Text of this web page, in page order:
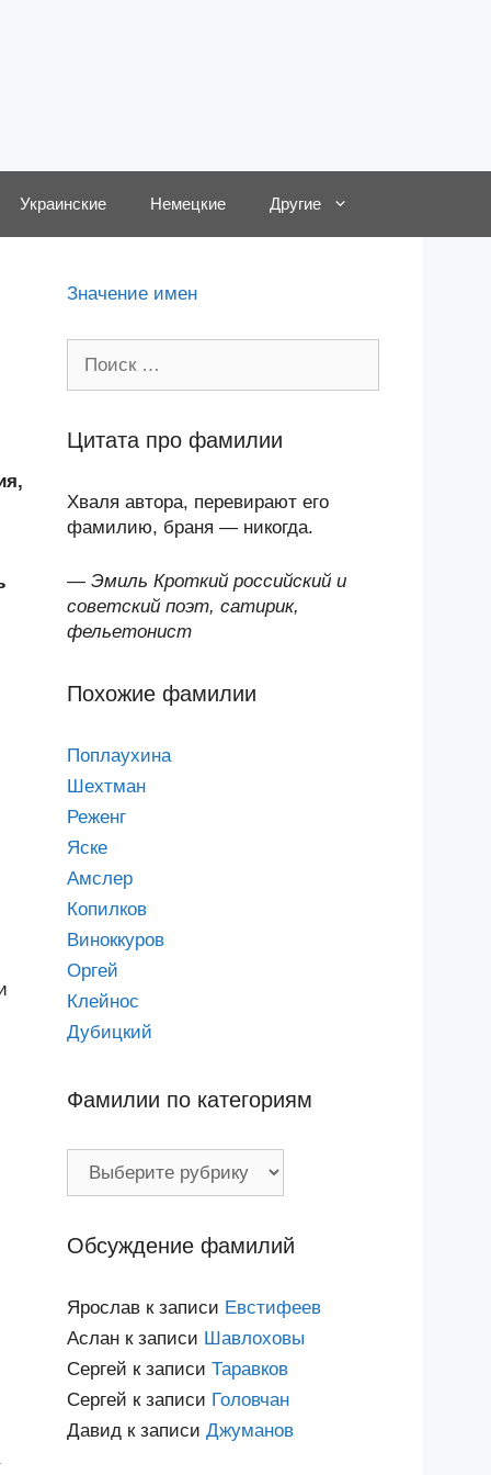
Украинские Немецкие Другие
Значение имен
Цитата про фамилии
Хваля автора, перевирают его
фамилию, браня — никогда.
— Эмиль Кроткий российский и
советский поэт, сатирик,
фельетонист
Похожие фамилии
Поплаухина
Шехтман
Реженг
Яске
Амслер
Копилков
Виноккуров
Оргей
Клейнос
Дубицкий
Фамилии по категориям
Обсуждение фамилий
Ярослав к записи Евстифеев
Аслан к записи Шавлоховы
Сергей к записи Таравков
Сергей к записи Головчан
Давид к записи Джуманов